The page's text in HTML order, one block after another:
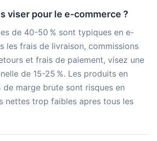
viser pour le e-commerce ?
de 40-50 % sont typiques en e-
les frais de livraison, commissions
et frais de paiement, visez une
de 15-25 %. Les produits en
de marge brute sont risques en
nettes trop faibles apres tous les